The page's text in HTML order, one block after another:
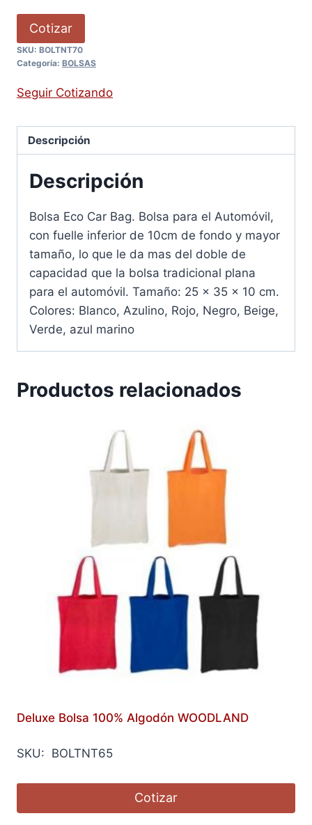
Cotizar
SKU: BOLTNT70
Categoría: BOLSAS
Seguir Cotizando
Descripción
Descripción
Bolsa Eco Car Bag. Bolsa para el Automóvil,
con fuelle inferior de 10cm de fondo y mayor
tamaño, lo que le da mas del doble de
capacidad que la bolsa tradicional plana
para el automóvil. Tamaño: 25 x 35 x 10 cm.
Colores: Blanco, Azulino, Rojo, Negro, Beige,
Verde, azul marino
Productos relacionados
Deluxe Bolsa 100% Algodón WOODLAND
SKU: BOLTNT65
Cotizar